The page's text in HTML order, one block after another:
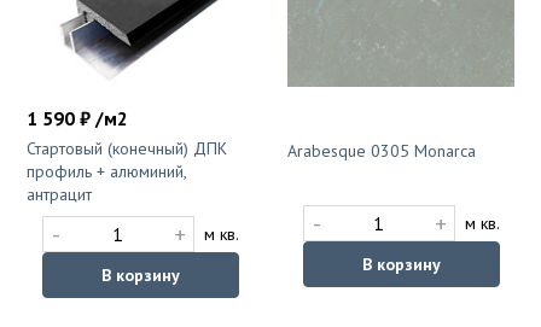
1 590 ₽ /м2
Стартовый (конечный) ДПК
профиль + алюминий,
антрацит
- +
м кв.
В корзину
Arabesque 0305 Monarca
- +
м кв.
В корзину